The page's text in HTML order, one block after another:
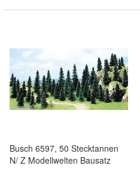
Busch 6597, 50 Stecktannen
N/ Z Modellwelten Bausatz